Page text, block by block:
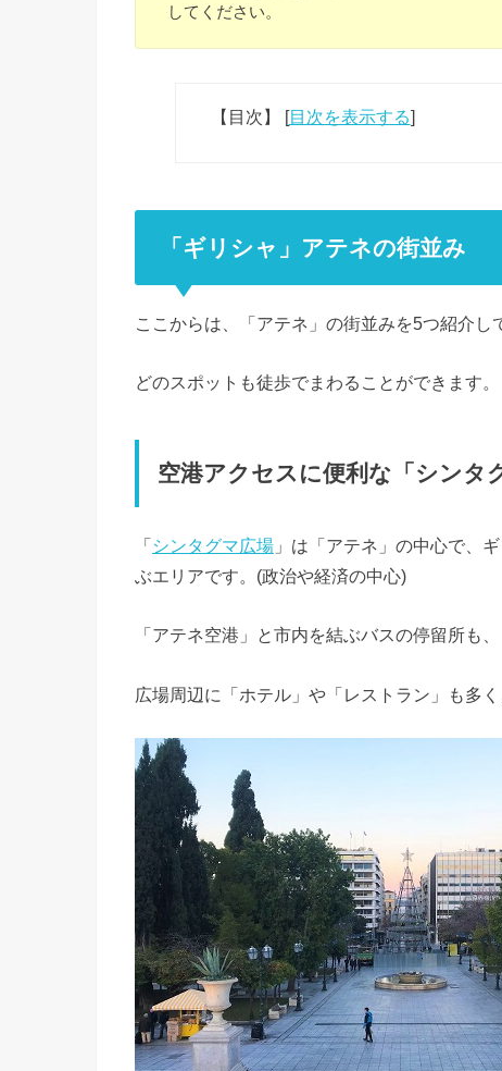
してください。
【目次】 [目次を表示する]
「ギリシャ」アテネの街並み
ここからは、「アテネ」の街並みを5つ紹介し
どのスポットも徒歩でまわることができます。
空港アクセスに便利な「シンタ
「シンタグマ広場 」は「アテネ」の中心で、
ぶエリアです。(政治や経済の中心)
「アテネ空港」と市内を結ぶバスの停留所も
広場周辺に「ホテル」や「レストラン」も多く